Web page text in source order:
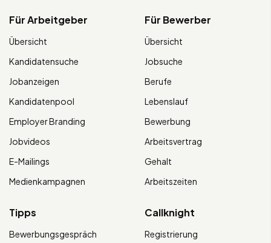
Für Arbeitgeber
Übersicht
Kandidatensuche
Jobanzeigen
Kandidatenpool
Employer Branding
Jobvideos
E-Mailings
Medienkampagnen
Für Bewerber
Übersicht
Jobsuche
Berufe
Lebenslauf
Bewerbung
Arbeitsvertrag
Gehalt
Arbeitszeiten
Tipps
Bewerbungsgespräch
Callknight
Registrierung